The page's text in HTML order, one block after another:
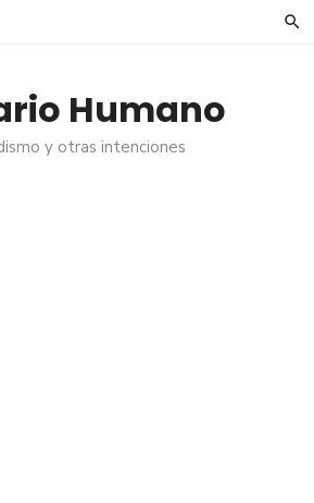
Humano
y otras intenciones